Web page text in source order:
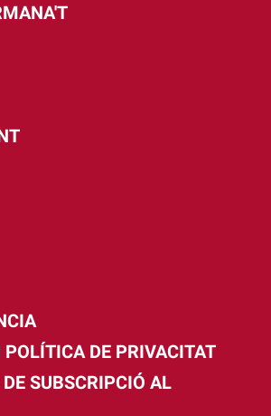
DE PRIVACITAT
SUBSCRIPCIÓ AL